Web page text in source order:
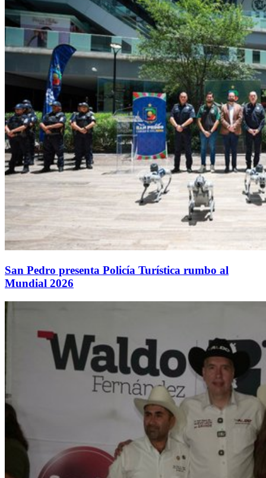
San Pedro presenta Policía Turística rumbo al
Mundial 2026